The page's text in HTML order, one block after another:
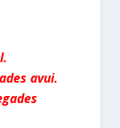
avui.